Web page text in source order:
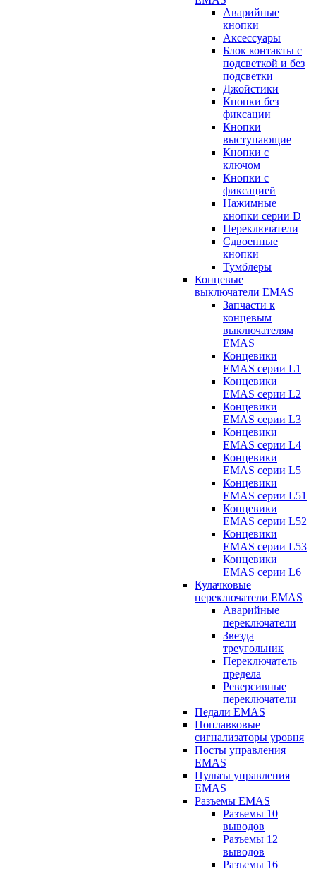
Аварийные
кнопки
Аксессуары
Блок контакты с
подсветкой и без
подсветки
Джойстики
Кнопки без
фиксации
Кнопки
выступающие
Кнопки с
ключом
Кнопки с
фиксацией
Нажимные
кнопки серии D
Переключатели
Сдвоенные
кнопки
Тумблеры
Концевые
выключатели EMAS
Запчасти к
концевым
выключателям
EMAS
Концевики
EMAS серии L1
Концевики
EMAS серии L2
Концевики
EMAS серии L3
Концевики
EMAS серии L4
Концевики
EMAS серии L5
Концевики
EMAS серии L51
Концевики
EMAS серии L52
Концевики
EMAS серии L53
Концевики
EMAS серии L6
Кулачковые
переключатели EMAS
Аварийные
переключатели
Звезда
треугольник
Переключатель
предела
Реверсивные
переключатели
Педали EMAS
Поплавковые
сигнализаторы уровня
Посты управления
EMAS
Пульты управления
EMAS
Разъемы EMAS
Разъемы 10
выводов
Разъемы 12
выводов
Разъемы 16